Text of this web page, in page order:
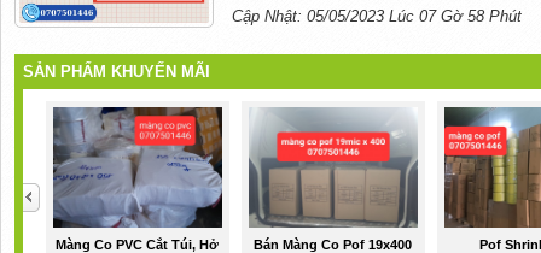
Cập Nhật: 05/05/2023 Lúc 07 Gờ 58 Phút
SẢN PHẨM KHUYẾN MÃI
Màng Co PVC Cắt Túi, Hở
Bán Màng Co Pof 19x400
Pof